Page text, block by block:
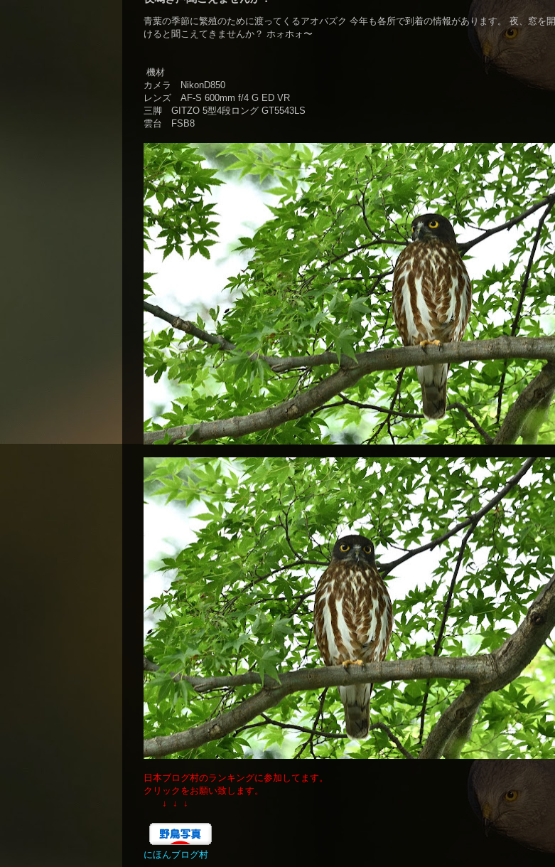
青葉の季節に繁殖のために渡ってくるアオバズク 今年も各所で到着の情報があります。 夜、窓を開
けると聞こえてきませんか？ ホォホォ〜
機材
カメラ NikonD850
レンズ AF-S 600mm f/4 G ED VR
三脚 GITZO 5型4段ロング GT5543LS
雲台 FSB8
日本ブログ村のランキングに参加してます。
クリックをお願い致します。
↓ ↓ ↓
にほんブログ村